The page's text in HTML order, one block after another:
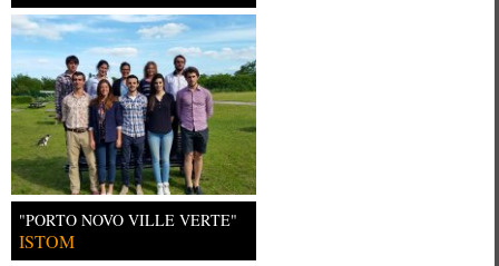
"PORTO NOVO VILLE VERTE"
ISTOM